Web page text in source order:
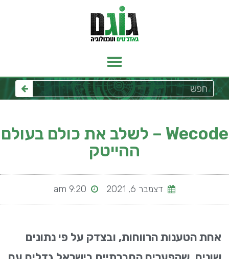
Wecode – לשלב את כולם בעולם
ההייטק
דצמבר 6, 2021 9:20 am
אחת הטענות הרווחות, ובצדק על פי נתונים